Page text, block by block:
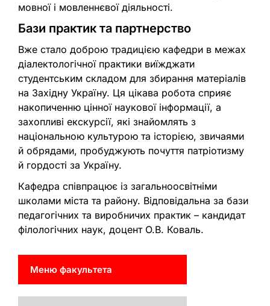
мовної і мовленнєвої діяльності.
Бази практик та партнерство
Вже стало доброю традицією кафедри в межах
діалектологічної практики виїжджати
студентським складом для збирання матеріалів
на Західну Україну. Ця цікава робота сприяє
накопиченню цінної наукової інформації, а
захопливі екскурсії, які знайомлять з
національною культурою та історією, звичаями
й обрядами, пробуджують почуття патріотизму
й гордості за Україну.
Кафедра співпрацює із загальноосвітніми
школами міста та району. Відповідальна за бази
педагогічних та виробничих практик – кандидат
філологічних наук, доцент О.В. Коваль.
Меню факультета